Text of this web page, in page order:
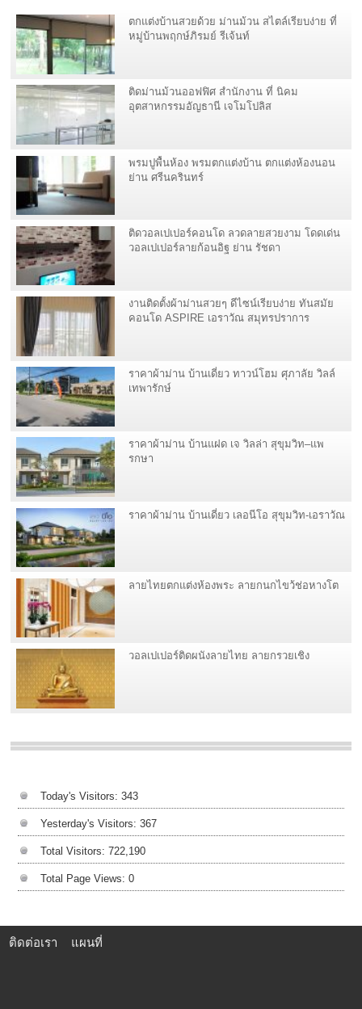
ตกแต่งบ้านสวยด้วย ม่านม้วน สไตล์เรียบง่าย ที่
หมู่บ้านพฤกษ์ภิรมย์ รีเจ้นท์
ติดม่านม้วนออฟฟิศ สำนักงาน ที่ นิคม
อุตสาหกรรมอัญธานี เจโมโปลิส
พรมปูพื้นห้อง พรมตกแต่งบ้าน ตกแต่งห้องนอน
ย่าน ศรีนครินทร์
ติดวอลเปเปอร์คอนโด ลวดลายสวยงาม โดดเด่น
วอลเปเปอร์ลายก้อนอิฐ ย่าน รัชดา
งานติดตั้งผ้าม่านสวยๆ ดีไซน์เรียบง่าย ทันสมัย
คอนโด ASPIRE เอราวัณ สมุทรปราการ
ราคาผ้าม่าน บ้านเดี่ยว ทาวน์โฮม ศุภาลัย วิลล์
เทพารักษ์
ราคาผ้าม่าน บ้านแฝด เจ วิลล่า สุขุมวิท–แพ
รกษา
ราคาผ้าม่าน บ้านเดี่ยว เลอนีโอ สุขุมวิท-เอราวัณ
ลายไทยตกแต่งห้องพระ ลายกนกไขว้ช่อหางโต
วอลเปเปอร์ติดผนังลายไทย ลายกรวยเชิง
Today's Visitors: 343
Yesterday's Visitors: 367
Total Visitors: 722,190
Total Page Views: 0
ติดต่อเรา แผนที่